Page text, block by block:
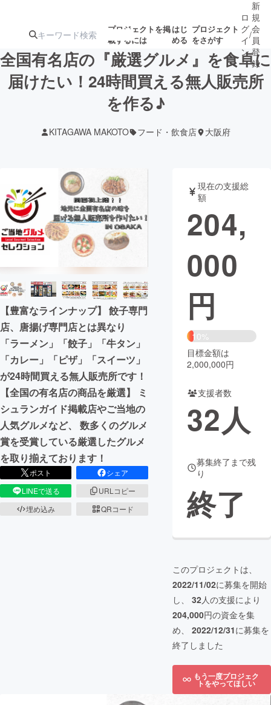
プロジェクトを掲
載するには
はじ
める
プロジェクト
をさがす
注目の新着プロ
ジェクト
募集終了が近いプ
テクノロジー・ガジェット
映像・映画 書籍・雑誌
ビジネス・起業 チャレンジ
まちづくり・地域活性化
CAMPFIRE for Social Good
CAMPFIRE Creation
CAMPFIREふるさと納税
コミュニティ
ロ
グ
イ
ン
/
新
規
会
員
登
録
全国有名店の『厳選グルメ』を食卓に
届けたい！24時間買える無人販売所
を作る♪
KITAGAWA MAKOTO フード・飲食店 大阪府
【豊富なラインナップ】 餃子専門
店、唐揚げ専門店とは異なり
「ラーメン」「餃子」「牛タン」
「カレー」「ピザ」「スイーツ」
が24時間買える無人販売所です！
【全国の有名店の商品を厳選】 ミ
シュランガイド掲載店やご当地の
人気グルメなど、 数多くのグルメ
賞を受賞している厳選したグルメ
を取り揃えております！
ポスト
シェア
LINEで送る
URLコピー
埋め込み
QRコード
現在の支援総
額
204,
000
円
10%
目標金額は
2,000,000円
支援者数
32人
募集終了まで残
り
終了
このプロジェクトは、
2022/11/02に募集を開始
し、 32人の支援により
204,000円の資金を集
め、 2022/12/31に募集を
終了しました
もう一度プロジェク
トをやってほしい